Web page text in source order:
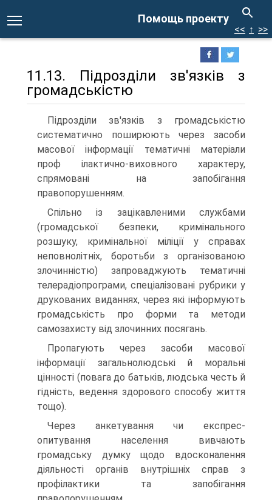
Помощь проекту
<< ↑ >>
11.13. Підрозділи зв'язків з
громадськістю
Підрозділи зв'язків з громадськістю
систематично поширюють через засоби
масової інформації тематичні матеріали
проф ілактично-виховного характеру,
спрямовані на запобігання
правопорушенням.
Спільно із зацікавленими службами
(громадської безпеки, кримінального
розшуку, кримінальної міліції у справах
неповнолітніх, боротьби з організованою
злочинністю) запроваджують тематичні
телерадіопрограми, спеціалізовані рубрики у
друкованих виданнях, через які інформують
громадськість про форми та методи
самозахисту від злочинних посягань.
Пропагують через засоби масової
інформації загальнолюдські й моральні
цінності (повага до батьків, людська честь й
гідність, ведення здорового способу життя
тощо).
Через анкетування чи експрес-
опитування населення вивчають
громадську думку щодо вдосконалення
діяльності органів внутрішніх справ з
профілактики та запобігання